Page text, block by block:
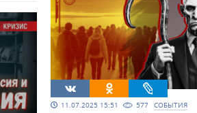
11.07.2025 15:51 577 СОБЫТИЯ